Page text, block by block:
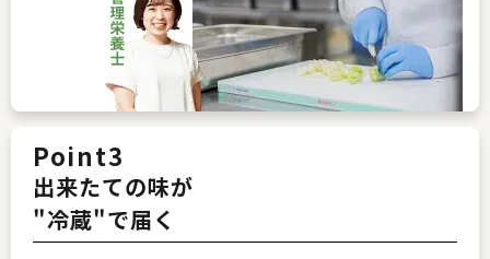
Point3
出来たての味が
"冷蔵"で届く